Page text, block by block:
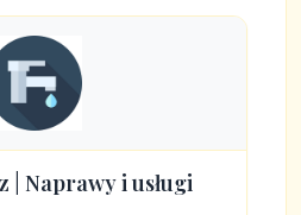
Naprawy i usługi